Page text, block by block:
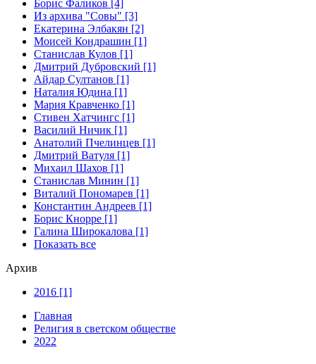
Борис Фаликов [4]
Из архива "Совы" [3]
Екатерина Элбакян [2]
Моисей Кондрашин [1]
Станислав Кулов [1]
Дмитрий Дубровский [1]
Айдар Султанов [1]
Наталия Юдина [1]
Мария Кравченко [1]
Стивен Хатчингс [1]
Василий Ничик [1]
Анатолий Пчелинцев [1]
Дмитрий Ватуля [1]
Михаил Шахов [1]
Станислав Минин [1]
Виталий Пономарев [1]
Константин Андреев [1]
Борис Кнорре [1]
Галина Широкалова [1]
Показать все
Архив
2016 [1]
Главная
Религия в светском обществе
2022